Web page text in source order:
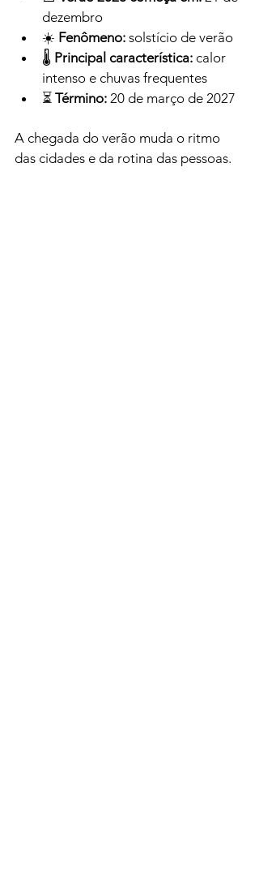
dezembro
☀️ Fenômeno: solstício de verão
🌡️ Principal característica: calor
intenso e chuvas frequentes
⏳ Término: 20 de março de 2027
A chegada do verão muda o ritmo
das cidades e da rotina das pessoas.